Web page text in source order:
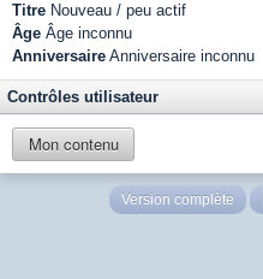
Titre Nouveau / peu actif
Âge Âge inconnu
Anniversaire Anniversaire inconnu
Contrôles utilisateur
Mon contenu
Version complète